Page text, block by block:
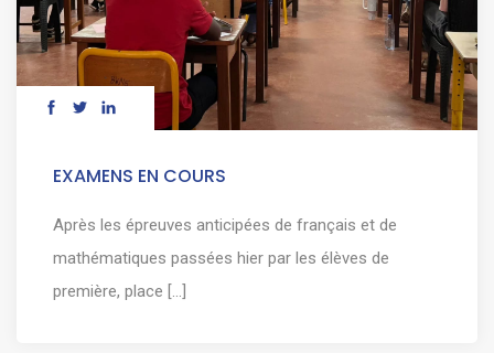
EXAMENS EN COURS
Après les épreuves anticipées de français et de
mathématiques passées hier par les élèves de
première, place [...]